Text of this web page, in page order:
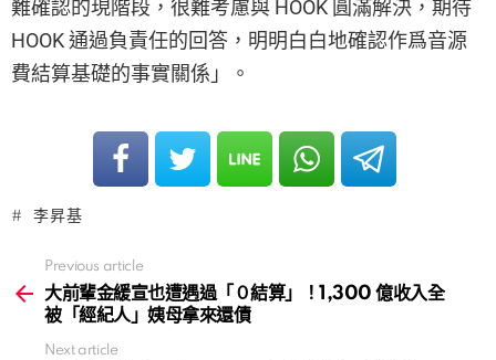
難確認的現階段，很難考慮與 HOOK 圓滿解決，期待
HOOK 通過負責任的回答，明明白白地確認作爲音源
費結算基礎的事實關係」。
李昇基
more
Previous article
大前輩金緩宣也遭遇過「０結算」！1,300 億收入全
被「經紀人」姨母拿來還債
Next article